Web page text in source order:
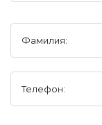
Фамилия:
Телефон: